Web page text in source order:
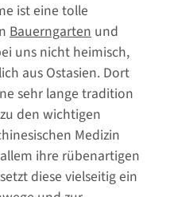
ist eine tolle
Bauerngarten und
uns nicht heimisch,
aus Ostasien. Dort
sehr lange tradition
den wichtigen
Medizin
ihre rübenartigen
diese vielseitig ein